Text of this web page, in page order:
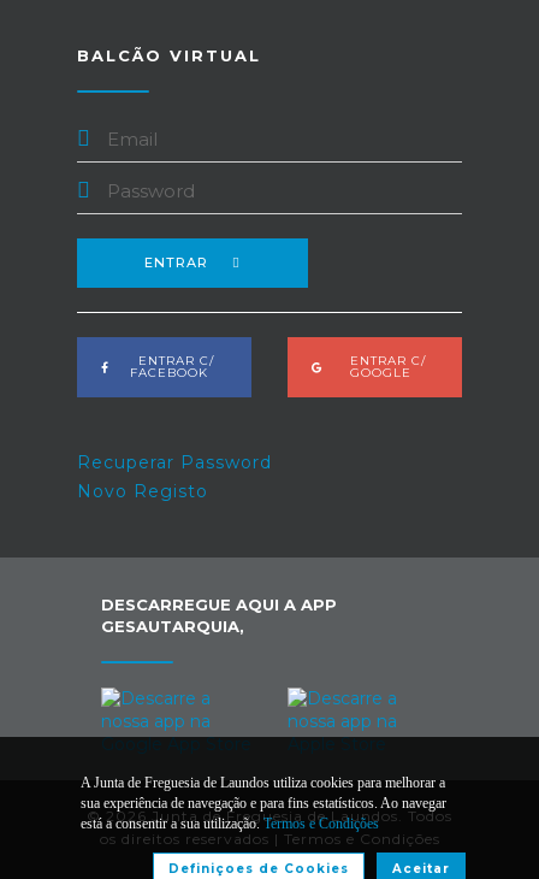
BALCÃO VIRTUAL
ENTRAR
ENTRAR C/
FACEBOOK
ENTRAR C/
GOOGLE
Recuperar Password
Novo Registo
DESCARREGUE AQUI A APP
GESAUTARQUIA,
© 2026 Junta de Freguesia de Laundos. Todos
os direitos reservados | Termos e Condições
A Junta de Freguesia de Laundos utiliza cookies para melhorar a
sua experiência de navegação e para fins estatísticos. Ao navegar
está a consentir a sua utilização. Termos e Condições
Aceitar
Definiçoes de Cookies